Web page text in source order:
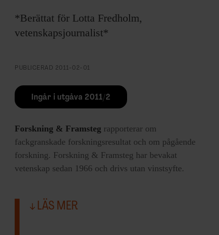
*Berättat för Lotta Fredholm,
vetenskapsjournalist*
PUBLICERAD 2011-02-01
Ingår i utgåva 2011/2
Forskning & Framsteg rapporterar om
fackgranskade forskningsresultat och om pågående
forskning. Forskning & Framsteg har bevakat
vetenskap sedan 1966 och drivs utan vinstsyfte.
LÄS MER